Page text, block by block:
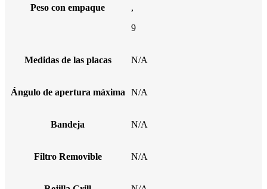
Peso con empaque
,
9
Medidas de las placas N/A
Ángulo de apertura máxima N/A
Bandeja N/A
Filtro Removible N/A